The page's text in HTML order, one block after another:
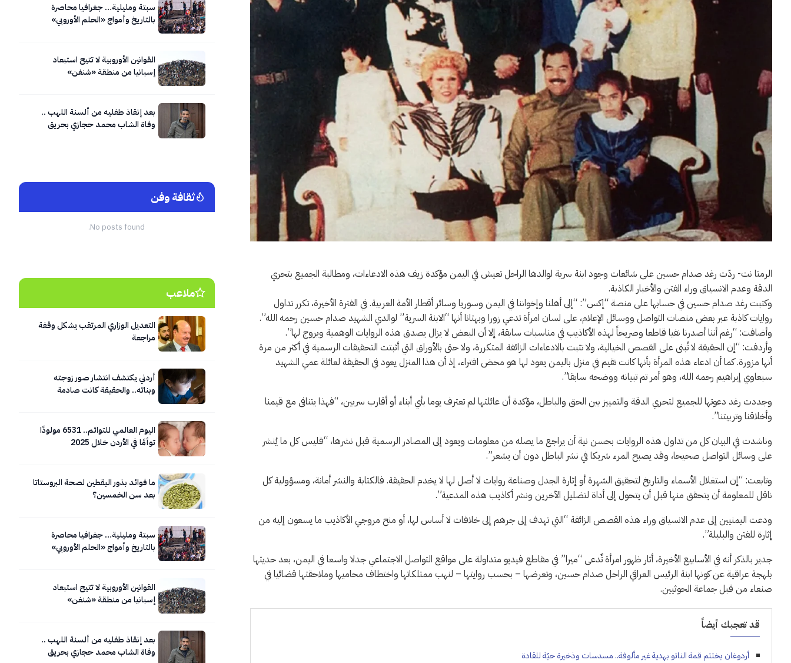
الرمثا نت- ردّت رغد صدام حسين على شائعات وجود ابنة سرية لوالدها الراحل تعيش في اليمن مؤكدة زيف هذه الادعاءات، ومطالبة الجميع بتحري
الدقة وعدم الانسياق وراء الفتن والأخبار الكاذبة.
وكتبت رغد صدام حسين في حسابها على منصة “إكس”: “إلى أهلنا وإخواننا في اليمن وسوريا وسائر أقطار الأمة العربية. في الفترة الأخيرة، تكرر تداول
روايات كاذبة عبر بعض منصات التواصل ووسائل الإعلام، على لسان امرأة تدعي زورا وبهتانا أنها “الابنة السرية” لوالدي الشهيد صدام حسين رحمه الله”.
وأضافت: “رغم أننا أصدرنا نفيا قاطعا وصريحاً لهذه الأكاذيب في مناسبات سابقة، إلا أن البعض لا يزال يصدق هذه الروايات الوهمية ويروج لها”.
وأردفت: “إن الحقيقة لا تُبنى على القصص الخيالية، ولا تثبت بالادعاءات الزائفة المتكررة، ولا حتى بالأوراق التي أثبتت التحقيقات الرسمية في أكثر من مرة
أنها مزورة. كما أن ادعاء هذه المرأة بأنها كانت تقيم في منزل باليمن يعود لها هو محض افتراء، إذ أن هذا المنزل يعود في الحقيقة لعائلة عمي الشهيد
سبعاوي إبراهيم رحمه الله، وهو أمر تم تبيانه ووضحه سابقا”.
وجددت رغد دعوتها للجميع لتحري الدقة والتمييز بين الحق والباطل، مؤكدة أن عائلتها لم تعترف يوما بأي أبناء أو أقارب سريين، “فهذا يتنافى مع قيمنا
وأخلاقنا وتربيتنا”.
وناشدت في البيان كل من تداول هذه الروايات بحسن نية أن يراجع ما يصله من معلومات ويعود إلى المصادر الرسمية قبل نشرها، “فليس كل ما يُنشر
على وسائل التواصل صحيحا، وقد يصبح المرء شريكا في نشر الباطل دون أن يشعر”.
وتابعت: “إن استغلال الأسماء والتاريخ لتحقيق الشهرة أو إثارة الجدل وصناعة روايات لا أصل لها لا يخدم الحقيقة. فالكتابة والنشر أمانة، ومسؤولية كل
ناقل للمعلومة أن يتحقق منها قبل أن يتحول إلى أداة لتضليل الآخرين ونشر أكاذيب هذه المدعية”.
ودعت اليمنيين إلى عدم الانسياق وراء هذه القصص الزائفة “التي تهدف إلى جرهم إلى خلافات لا أساس لها، أو منح مروجي الأكاذيب ما يسعون إليه من
إثارة للفتن والبلبلة”.
جدير بالذكر أنه في الأسابيع الأخيرة، أثار ظهور امرأة تٌدعى “ميرا” في مقاطع فيديو متداولة على مواقع التواصل الاجتماعي جدلا واسعا في اليمن، بعد حديثها
بلهجة عراقية عن كونها ابنة الرئيس العراقي الراحل صدام حسين، وتعرضها – بحسب روايتها – لنهب ممتلكاتها واختطاف محاميها وملاحقتها قضائيا في
صنعاء من قبل جماعة الحوثيين.
قد تعجبك أيضاً
أردوغان يختتم قمة الناتو بهدية غير مألوفة.. مسدسات وذخيرة حيّة للقادة
سبتة ومليلية… جغرافيا محاصرة
بالتاريخ وأمواج «الحلم الأوروبي»
القوانين الأوروبية لا تتيح استبعاد
إسبانيا من منطقة «شنغن»
بعد إنقاذ طفليه من ألسنة اللهب ..
وفاة الشاب محمد حجازي بحريق
ثقافة وفن
No posts found.
ملاعب
التعديل الوزاري المرتقب يشكل وقفة
مراجعة
أردني يكتشف انتشار صور زوجته
وبناته.. والحقيقة كانت صادمة
اليوم العالمي للتوائم.. 6531 مولودًا
توأمًا في الأردن خلال 2025
ما فوائد بذور اليقطين لصحة البروستاتا
بعد سن الخمسين؟
سبتة ومليلية… جغرافيا محاصرة
بالتاريخ وأمواج «الحلم الأوروبي»
القوانين الأوروبية لا تتيح استبعاد
إسبانيا من منطقة «شنغن»
بعد إنقاذ طفليه من ألسنة اللهب ..
وفاة الشاب محمد حجازي بحريق